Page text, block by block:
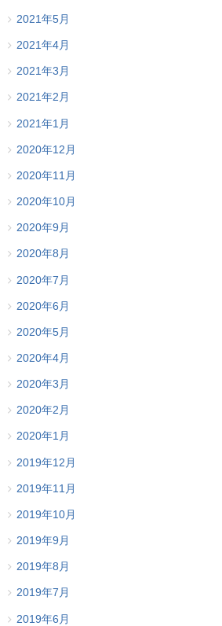
2021年5月
2021年4月
2021年3月
2021年2月
2021年1月
2020年12月
2020年11月
2020年10月
2020年9月
2020年8月
2020年7月
2020年6月
2020年5月
2020年4月
2020年3月
2020年2月
2020年1月
2019年12月
2019年11月
2019年10月
2019年9月
2019年8月
2019年7月
2019年6月